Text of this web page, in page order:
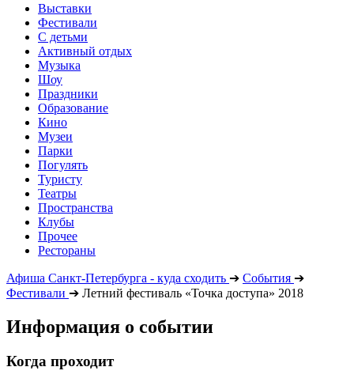
Выставки
Фестивали
С детьми
Активный отдых
Музыка
Шоу
Праздники
Образование
Кино
Музеи
Парки
Погулять
Туристу
Театры
Пространства
Клубы
Прочее
Рестораны
Афиша Санкт-Петербурга - куда сходить ➔ События ➔
Фестивали ➔ Летний фестиваль «Точка доступа» 2018
Информация о событии
Когда проходит